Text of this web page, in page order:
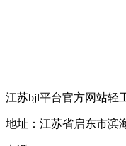
江苏bjl平台官方网站轻
地址：江苏省启东市滨